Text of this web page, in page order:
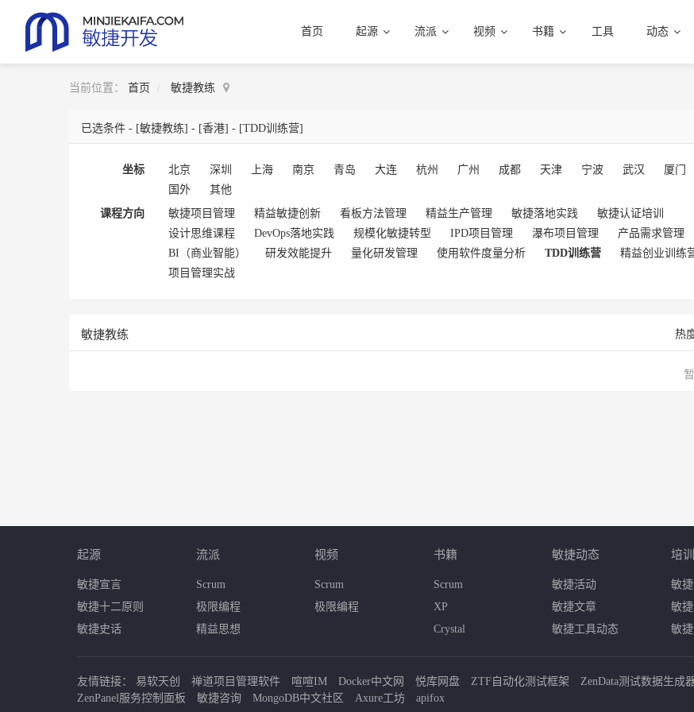
首页 起源 流派 视频 书籍 工具 动态
当前位置： 首页 敏捷教练
已选条件 - [敏捷教练] - [香港] - [TDD训练营]
坐标 北京 深圳 上海 南京 青岛 大连 杭州 广州 成都 天津 宁波 武汉 厦门
国外
其他
课程方向
敏捷项目管理 精益敏捷创新 看板方法管理 精益生产管理 敏捷落地实践
敏捷认证培训
设计思维课程
DevOps落地实践 规模化敏捷转型 IPD项目管理 瀑布项目管理
产品需求管理
BI（商业智能）
研发效能提升 量化研发管理 使用软件度量分析 TDD训练营
精益创业训练
项目管理实战
敏捷教练 热
起源
敏捷宣言
敏捷十二原则
敏捷史话
流派
Scrum
极限编程
精益思想
视频
Scrum
极限编程
书籍
Scrum
XP
Crystal
敏捷动态
敏捷活动
敏捷文章
敏捷工具动态
培训
敏捷
敏
敏
友情链接： 易软天创 禅道项目管理软件 喧喧IM Docker中文网 悦库网盘 ZTF自动化测试框架 ZenData测试数据生成
ZenPanel服务控制面板
敏捷咨询 MongoDB中文社区 Axure工坊 apifox